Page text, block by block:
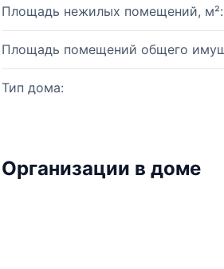
Площадь нежилых помещений, м²:
Площадь помещений общего
Тип дома:
Организации в доме